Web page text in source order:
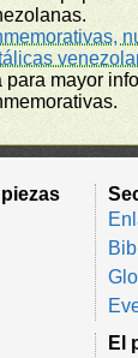
para mayor
El